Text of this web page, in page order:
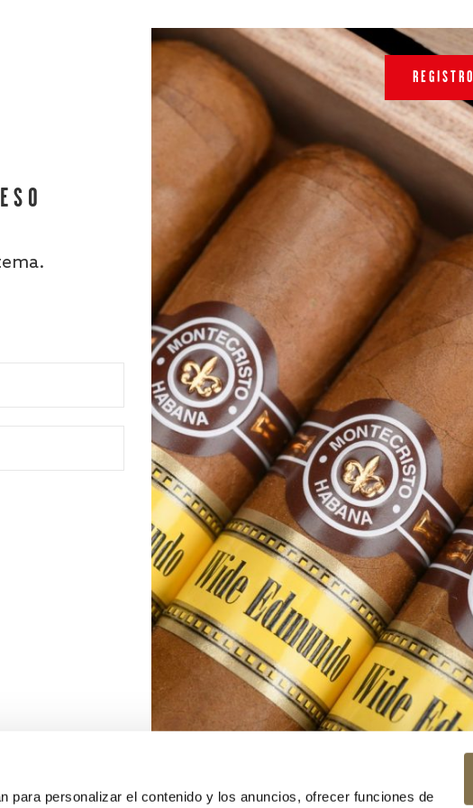
para personalizar el contenido y los anuncios, ofrecer funciones de
REGISTRO